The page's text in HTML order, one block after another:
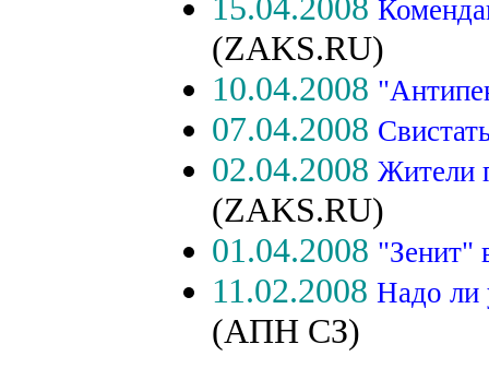
(ZAKS.RU)
10.04.2008
07.04.2008
02.04.2008 Жители
(ZAKS.RU)
01.04.2008 "Зенит"
11.02.2008 Надо ли
(АПН СЗ)